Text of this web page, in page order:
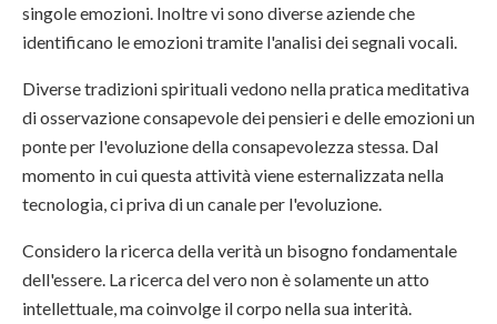
singole emozioni. Inoltre vi sono diverse aziende che
identificano le emozioni tramite l'analisi dei segnali vocali.
Diverse tradizioni spirituali vedono nella pratica meditativa
di osservazione consapevole dei pensieri e delle emozioni un
ponte per l'evoluzione della consapevolezza stessa. Dal
momento in cui questa attività viene esternalizzata nella
tecnologia, ci priva di un canale per l'evoluzione.
Considero la ricerca della verità un bisogno fondamentale
dell'essere. La ricerca del vero non è solamente un atto
intellettuale, ma coinvolge il corpo nella sua interità.